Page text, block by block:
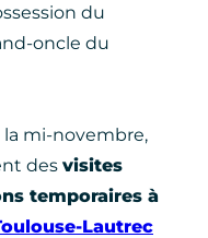
du
oncle du
la mi-novembre,
des visites
temporaires à
Lautrec